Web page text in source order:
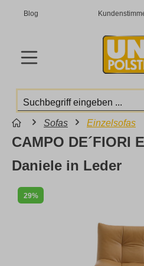
Blog
Sofas Einzelsofas
29%
CAMPO DE´FIORI
Daniele in Leder